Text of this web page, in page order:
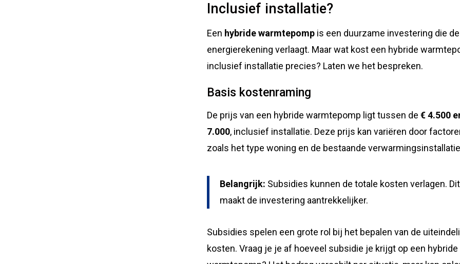
Inclusief installatie?
Een hybride warmtepomp is een duurzame investering die de
energierekening verlaagt. Maar wat kost een hybride
inclusief installatie precies? Laten we het bespreken.
Basis kostenraming
De prijs van een hybride warmtepomp ligt tussen de€ 4.500
7.000, inclusief installatie. Deze prijs kan variëren door
zoals het type woning en de bestaande
Belangrijk: Subsidies kunnen de totale kosten verlagen. Dit
maakt de investering aantrekkelijker.
Subsidies spelen een grote rol bij het bepalen van de
kosten. Vraag je je af hoeveel subsidie je krijgt op een hybride